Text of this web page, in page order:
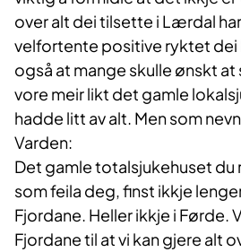
over alt dei tilsette i Lærdal
velfortente positive ryktet dei
også at mange skulle ønskt at
vore meir likt det gamle
hadde litt av alt. Men som
Varden:
Det gamle totalsjukehuset du
som feila deg, finst ikkje
Fjordane. Heller ikkje i Førde.
Fjordane til at vi kan gjere alt